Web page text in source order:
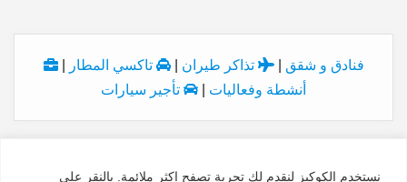
نستخدم الكوكيز لنقدم لك تجربة تصفح اكثر ملائمة. بالنقر على
فنادق و شقق | تذاكر طيران | تاكسي المطار
|
أنشطة وفعاليات
تأجير سيارات